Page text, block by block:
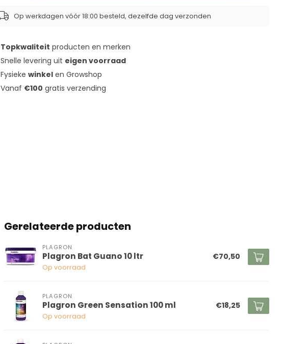
Op werkdagen vóór 18:00 besteld, dezelfde dag verzonden
Topkwaliteit producten en merken
Snelle levering uit eigen voorraad
Fysiekewinkel en Growshop
Vanaf €100 gratis verzending
Gerelateerde producten
PLAGRON
Plagron Bat Guano 10 ltr
Op voorraad
€70,50
PLAGRON
Plagron Green Sensation 100 ml
Op voorraad
€18,25